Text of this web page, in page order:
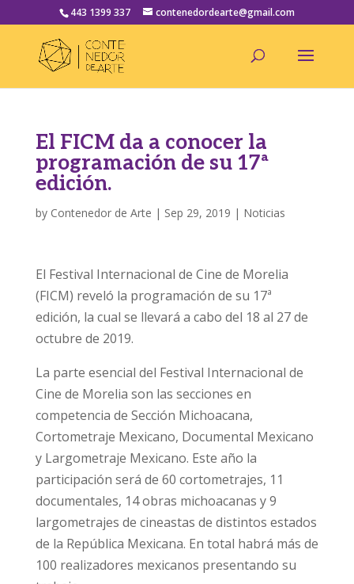
443 1399 337 contenedordearte@gmail.com
El FICM da a conocer la
programación de su 17ª
edición.
by Contenedor de Arte | Sep 29, 2019 | Noticias
El Festival Internacional de Cine de Morelia
(FICM) reveló la programación de su 17ª
edición, la cual se llevará a cabo del 18 al 27 de
octubre de 2019.
La parte esencial del Festival Internacional de
Cine de Morelia son las secciones en
competencia de Sección Michoacana,
Cortometraje Mexicano, Documental Mexicano
y Largometraje Mexicano. Este año la
participación será de 60 cortometrajes, 11
documentales, 14 obras michoacanas y 9
largometrajes de cineastas de distintos estados
de la República Mexicana. En total habrá más de
100 realizadores mexicanos presentando su